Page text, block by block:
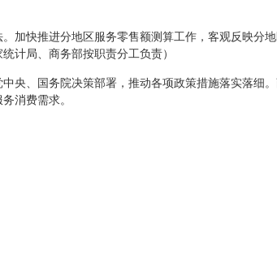
。加快推进分地区服务零售额测算工作，客观反映
计局、商务部按职责分工负责）
央、国务院决策部署，推动各项政策措施落实落细
消费需求。